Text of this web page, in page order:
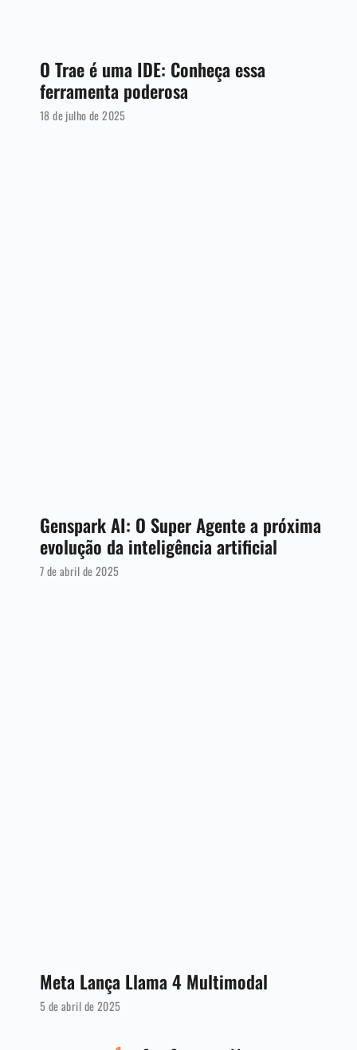
O Trae é uma IDE: Conheça essa
ferramenta poderosa
18 de julho de 2025
Genspark AI: O Super Agente a próxima
evolução da inteligência artificial
7 de abril de 2025
Meta Lança Llama 4 Multimodal
5 de abril de 2025